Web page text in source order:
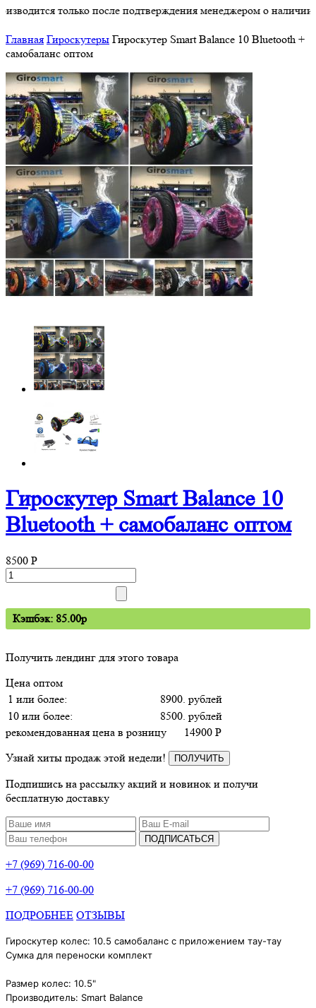
только после подтверждения менеджером о наличии
Главная Гироскутеры Гироскутер Smart Balance 10 Bluetooth +
самобаланс оптом
Гироскутер Smart Balance 10
Bluetooth + самобаланс оптом
8500 P
Кэшбэк: 85.00p
Получить лендинг для этого товара
Цена оптом
1 или более:
8900. рублей
10 или более:
8500. рублей
рекомендованная цена в розницу
14900 P
Узнай хиты продаж этой недели!
ПОЛУЧИТЬ
Подпишись на рассылку акций и новинок и получи
бесплатную доставку
ПОДПИСАТЬСЯ
+7 (969) 716-00-00
+7 (969) 716-00-00
ПОДРОБНЕЕ ОТЗЫВЫ
Гироскутер колес: 10.5 самобаланс с приложением тау-тау
Сумка для переноски комплект
Размер колес: 10.5"
Производитель: Smart Balance